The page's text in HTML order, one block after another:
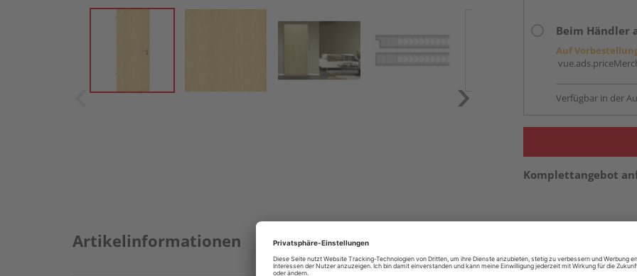
Beim Händler
Auf
Verfügbar in der
Komplettangebot
Artikelinformationen